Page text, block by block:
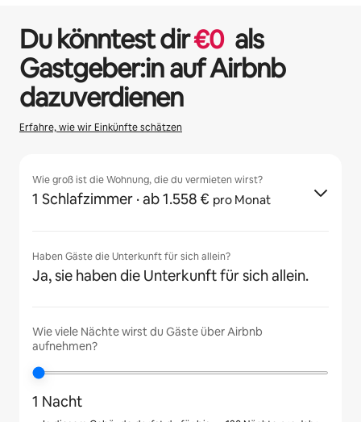
Du könntest dir€0 als
Gastgeber:in auf Airbnb
dazuverdienen
Erfahre, wie wir Einkünfte schätzen
Wie groß ist die Wohnung, die du vermieten wirst?
1 Schlafzimmer · ab 1.558 € pro Monat
Haben Gäste die Unterkunft für sich allein?
Ja, sie haben die Unterkunft für sich allein.
Wie viele Nächte wirst du Gäste über Airbnb
aufnehmen?
1 Nacht